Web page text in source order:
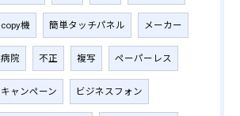
copy機 簡単タッチパネル メーカー
病院 不正 複写 ペーパーレス
キャンペーン ビジネスフォン